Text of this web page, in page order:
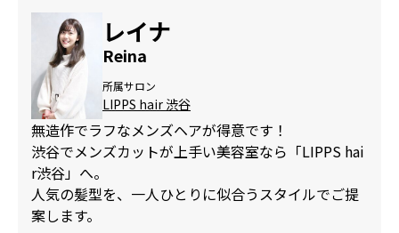
レイナ
Reina
所属サロン
LIPPS hair 渋谷
無造作でラフなメンズヘアが得意です！
渋谷でメンズカットが上手い美容室なら「LIPPS hai
r渋谷」へ。
人気の髪型を、一人ひとりに似合うスタイルでご提
案します。